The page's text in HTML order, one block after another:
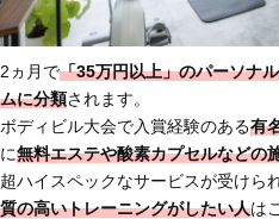
2ヵ月で「35万円以上」のパーソナ
ムに分類されます。
ボディビル大会で入賞経験のある有
に無料エステや酸素カプセルなどの
超ハイスペックなサービスが受けら
質の高いトレーニングがしたい人は